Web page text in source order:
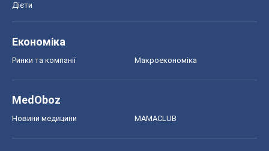
Дієти
Економіка
Ринки та компанії Макроекономіка
MedOboz
Новини медицини MAMACLUB